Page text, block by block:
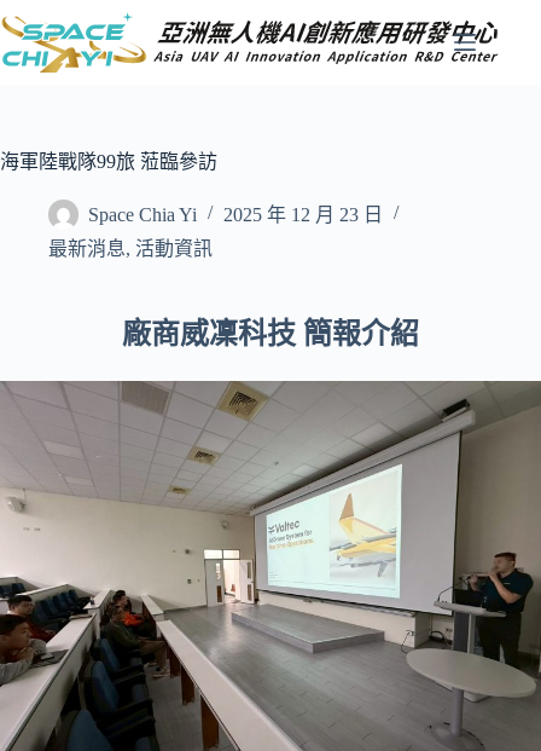
跳
主
容
海軍陸戰隊99旅 蒞臨參訪
Space Chia Yi
2025 年 12 月 23 日
最新消息, 活動資訊
廠商威凜科技 簡報介紹